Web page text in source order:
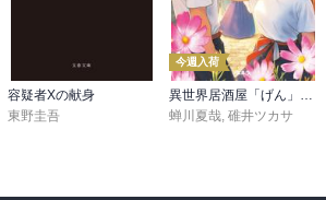
容疑者Xの献身
東野圭吾
今週入荷
異世界居酒屋「げん」三杯目
蝉川夏哉, 碓井ツカサ